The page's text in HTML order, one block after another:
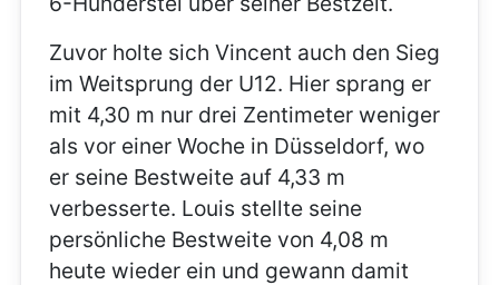
Zuvor holte sich Vincent auch den Sieg
im Weitsprung der U12. Hier sprang er
mit 4,30 m nur drei Zentimeter weniger
als vor einer Woche in Düsseldorf, wo
er seine Bestweite auf 4,33 m
verbesserte. Louis stellte seine
persönliche Bestweite von 4,08 m
heute wieder ein und gewann damit